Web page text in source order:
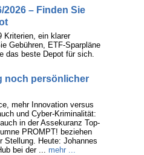
2026 – Finden Sie
Kriterien, ein klarer
Gebühren, ETF-Sparpläne
das beste Depot für sich.
noch persönlicher
mehr Innovation versus
und Cyber-Kriminalität:
in der Assekuranz Top-
PROMPT! beziehen
Stellung. Heute: Johannes
bei der ... mehr ...